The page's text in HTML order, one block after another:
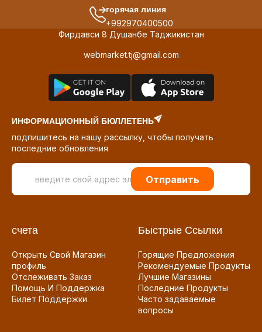
горячая линия
+992970400500
Фирдавси 8 Душанбе Таджикистан
webmarket.tj@gmail.com
ИНФОРМАЦИОННЫЙ БЮЛЛЕТЕНЬ
подпишитесь на нашу рассылку, чтобы получать
последние обновления
Отправить
счета
Открыть Свой Магазин
профиль
Отслеживать Заказ
Помощь И Поддержка
Билет Поддержки
Быстрые Ссылки
Горящие Предложения
Рекомендуемые Продукты
Лучшие Магазины
Последние Продукты
Часто задаваемые
вопросы